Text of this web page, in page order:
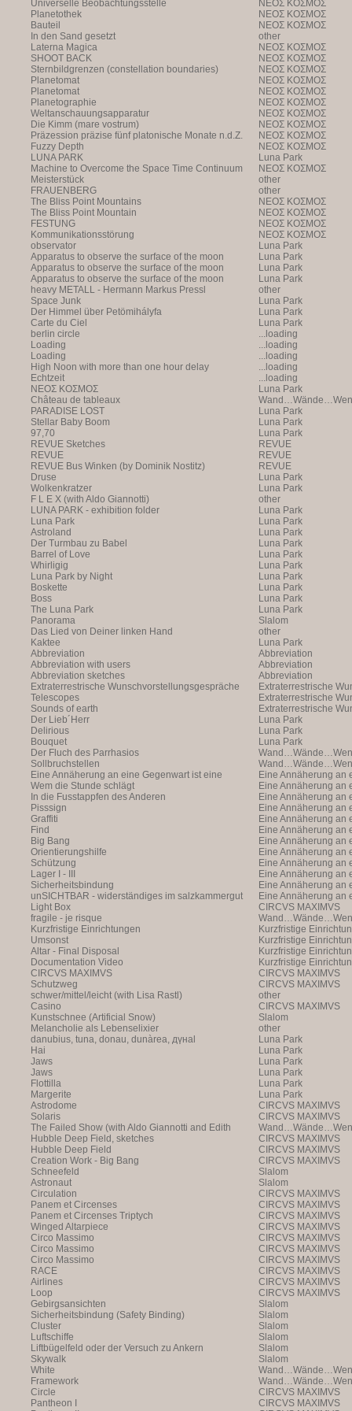
Universelle Beobachtungsstelle
NEOΣ KOΣMOΣ
Planetothek
NEOΣ KOΣMOΣ
Bauteil
NEOΣ KOΣMOΣ
In den Sand gesetzt
other
Laterna Magica
NEOΣ KOΣMOΣ
SHOOT BACK
NEOΣ KOΣMOΣ
Sternbildgrenzen (constellation boundaries)
NEOΣ KOΣMOΣ
Planetomat
NEOΣ KOΣMOΣ
Planetomat
NEOΣ KOΣMOΣ
Planetographie
NEOΣ KOΣMOΣ
Weltanschauungsapparatur
NEOΣ KOΣMOΣ
Die Kimm (mare vostrum)
NEOΣ KOΣMOΣ
Präzession präzise fünf platonische Monate n.d.Z.
NEOΣ KOΣMOΣ
Fuzzy Depth
NEOΣ KOΣMOΣ
LUNA PARK
Luna Park
Machine to Overcome the Space Time Continuum
NEOΣ KOΣMOΣ
Meisterstück
other
FRAUENBERG
other
The Bliss Point Mountains
NEOΣ KOΣMOΣ
The Bliss Point Mountain
NEOΣ KOΣMOΣ
FESTUNG
NEOΣ KOΣMOΣ
Kommunikationsstörung
NEOΣ KOΣMOΣ
observator
Luna Park
Apparatus to observe the surface of the moon
Luna Park
Apparatus to observe the surface of the moon
Luna Park
Apparatus to observe the surface of the moon
Luna Park
heavy METALL - Hermann Markus Pressl
other
Space Junk
Luna Park
Der Himmel über Petömihályfa
Luna Park
Carte du Ciel
Luna Park
berlin circle
...loading
Loading
...loading
Loading
...loading
High Noon with more than one hour delay
...loading
Echtzeit
...loading
NEOΣ KOΣMOΣ
Luna Park
Château de tableaux
PARADISE LOST
Luna Park
Stellar Baby Boom
Luna Park
97,70
Luna Park
REVUE Sketches
REVUE
REVUE
REVUE
REVUE Bus Winken (by Dominik Nostitz)
REVUE
Druse
Luna Park
Wolkenkratzer
Luna Park
F L E X (with Aldo Giannotti)
other
LUNA PARK - exhibition folder
Luna Park
Luna Park
Luna Park
Astroland
Luna Park
Der Turmbau zu Babel
Luna Park
Barrel of Love
Luna Park
Whirligig
Luna Park
Luna Park by Night
Luna Park
Boskette
Luna Park
Boss
Luna Park
The Luna Park
Luna Park
Panorama
Slalom
Das Lied von Deiner linken Hand
other
Kaktee
Luna Park
Abbreviation
Abbreviation
Abbreviation with users
Abbreviation
Abbreviation sketches
Abbreviation
Extraterrestrische Wunschvorstellungsgespräche
Extraterrestrische
(with Markus Hofer)
Telescopes
Extraterrestrische
(with Markus Hofer)
Sounds of earth
Extraterrestrische
(with Markus Hofer)
Der Lieb´Herr
Luna Park
Delirious
Luna Park
Bouquet
Luna Park
Der Fluch des Parrhasios
Sollbruchstellen
Eine Annäherung an eine Gegenwart ist eine
Annäherung an eine Ann
Eine Annäherung an
Annäherung an eine
Vergangenheit ist
Wem die Stunde schlägt
Eine Annäherung an
Annäherung an eine
Vergangenheit ist
In die Fusstappfen des Anderen
Eine Annäherung an
Annäherung
Pisssign
Eine Annäherung an
Annäherung an eine
Vergangenheit ist
Graffiti
Eine Annäherung an
Annäherung an eine
Vergangenheit ist
Find
Eine Annäherung an
Annäherung an eine
Vergangenheit ist
Big Bang
Eine Annäherung an
Annäherung an eine
Vergangenheit ist
Orientierungshilfe
Eine Annäherung an
Annäherung an eine
Vergangenheit ist
Schützung
Eine Annäherung an
Annäherung an eine
Vergangenheit ist
Lager I - III
Eine Annäherung an
Annäherung an eine
Vergangenheit ist
Sicherheitsbindung
Eine Annäherung an
Annäherung an eine
Vergangenheit ist
unSICHTBAR - widerständiges im salzkammergut
Eine Annäherung an
Annäherung
Light Box
CIRCVS MAXIMVS
fragile - je risque
Kurzfristige Einrichtungen
Kurzfristige
Umsonst
Kurzfristige
Altar - Final Disposal
Kurzfristige
Documentation Video
Kurzfristige
CIRCVS MAXIMVS
CIRCVS MAXIMVS
Schutzweg
CIRCVS MAXIMVS
schwer/mittel/leicht (with Lisa Rastl)
other
Casino
CIRCVS MAXIMVS
Kunstschnee (Artificial Snow)
Slalom
Melancholie als Lebenselixier
other
danubius, tuna, donau, dunàrea, дүнаl
Luna Park
Hai
Luna Park
Jaws
Luna Park
Jaws
Luna Park
Flottilla
Luna Park
Margerite
Luna Park
Astrodome
CIRCVS MAXIMVS
Solaris
CIRCVS MAXIMVS
The Failed Show (with Aldo Giannotti and Edith
Payer)
Hubble Deep Field, sketches
CIRCVS MAXIMVS
Hubble Deep Field
CIRCVS MAXIMVS
Creation Work - Big Bang
CIRCVS MAXIMVS
Schneefeld
Slalom
Astronaut
Slalom
Circulation
CIRCVS MAXIMVS
Panem et Circenses
CIRCVS MAXIMVS
Panem et Circenses Triptych
CIRCVS MAXIMVS
Winged Altarpiece
CIRCVS MAXIMVS
Circo Massimo
CIRCVS MAXIMVS
Circo Massimo
CIRCVS MAXIMVS
Circo Massimo
CIRCVS MAXIMVS
RACE
CIRCVS MAXIMVS
Airlines
CIRCVS MAXIMVS
Loop
CIRCVS MAXIMVS
Gebirgsansichten
Slalom
Sicherheitsbindung (Safety Binding)
Slalom
Cluster
Slalom
Luftschiffe
Slalom
Liftbügelfeld oder der Versuch zu Ankern
Slalom
Skywalk
Slalom
White
Framework
Circle
CIRCVS MAXIMVS
Pantheon I
CIRCVS MAXIMVS